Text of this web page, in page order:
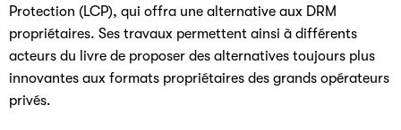
Protection (LCP), qui offra une alternative aux DRM
propriétaires. Ses travaux permettent ainsi à différents
acteurs du livre de proposer des alternatives toujours plus
innovantes aux formats propriétaires des grands opérateurs
privés.